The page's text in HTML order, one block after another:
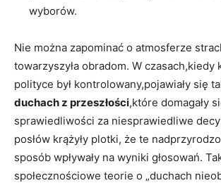
wyborów.
Nie można zapominać o atmosferze
towarzyszyła obradom. W czasach,kiedy
polityce był kontrolowany,pojawiały się
duchach z przeszłości,które domagały
sprawiedliwości za niesprawiedliwe
posłów krążyły plotki, że te
sposób wpływały na wyniki głosowań.
społecznościowe teorie o „duchach